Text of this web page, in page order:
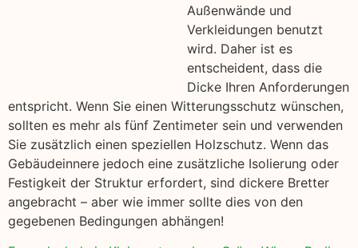
Außenwände und
Verkleidungen benutzt
wird. Daher ist es
entscheident, dass die
Dicke Ihren Anforderungen
entspricht. Wenn Sie einen Witterungsschutz wünschen,
sollten es mehr als fünf Zentimeter sein und verwenden
Sie zusätzlich einen speziellen Holzschutz. Wenn das
Gebäudeinnere jedoch eine zusätzliche Isolierung oder
Festigkeit der Struktur erfordert, sind dickere Bretter
angebracht – aber wie immer sollte dies von den
gegebenen Bedingungen abhängen!